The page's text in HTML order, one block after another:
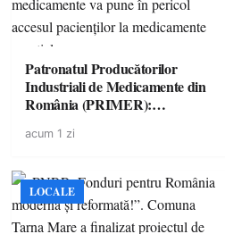
Patronatul Producătorilor
Industriali de Medicamente din
România (PRIMER):
energie electrică a fabricilor de
accesul pacienților la
medicamente esențiale
acum 1 zi
LOCALE